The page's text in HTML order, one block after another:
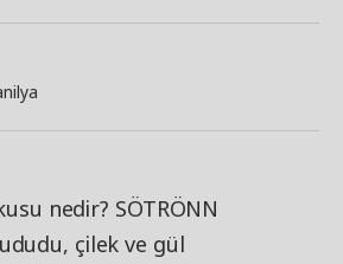
nedir? SÖTRÖNN
çilek ve gül